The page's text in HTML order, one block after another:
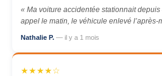
« Ma voiture accidentée stationnait
appel le matin, le véhicule enlevé l’après-
Nathalie P. — il y a 1 mois
★★★★☆